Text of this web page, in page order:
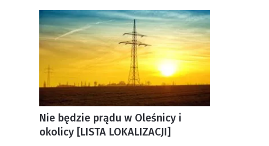
Nie będzie prądu w Oleśnicy i
okolicy [LISTA LOKALIZACJI]